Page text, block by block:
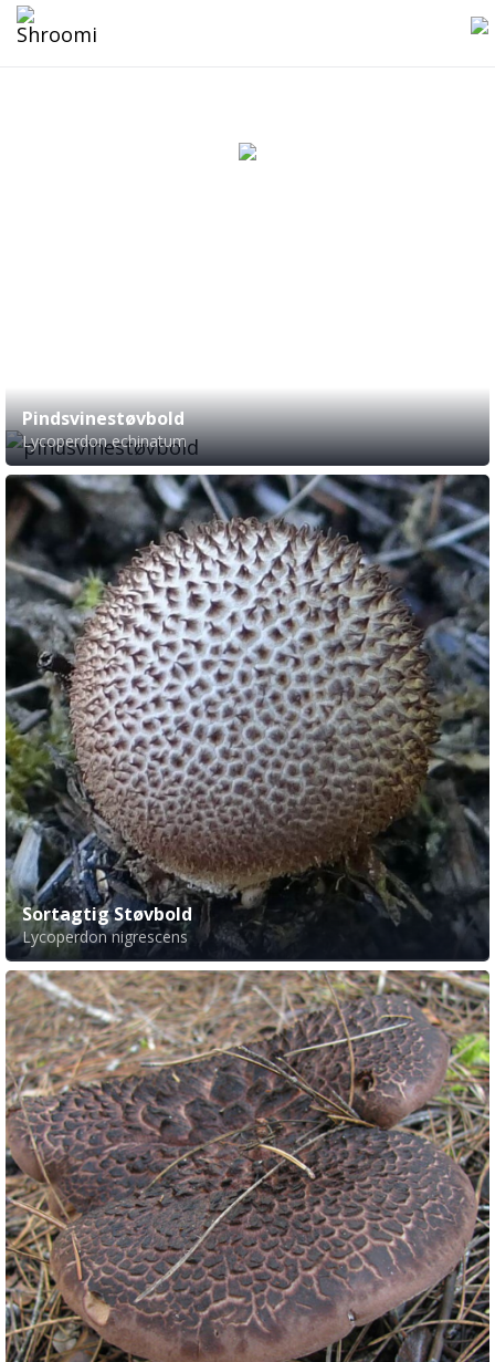
Pindsvinestøvbold
Lycoperdon echinatum
Sortagtig Støvbold
Lycoperdon nigrescens